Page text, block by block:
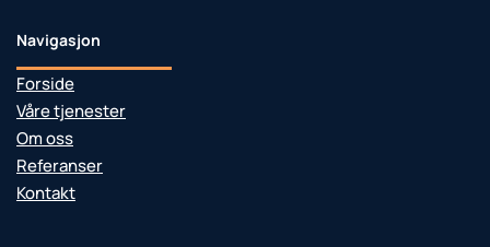
Navigasjon
Forside
Våre tjenester
Om oss
Referanser
Kontakt